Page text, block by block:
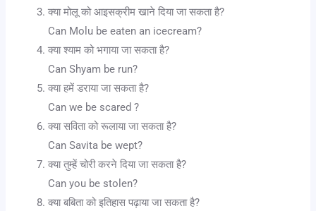
क्या मोलू को आइसक्रीम खाने दिया जा सकता है?
Can Molu be eaten an icecream?
क्या श्याम को भगाया जा सकता है?
Can Shyam be run?
क्या हमें डराया जा सकता है?
Can we be scared ?
क्या सविता को रूलाया जा सकता है?
Can Savita be wept?
क्या तुम्हें चोरी करने दिया जा सकता है?
Can you be stolen?
क्या बबिता को इतिहास पढ़ाया जा सकता है?